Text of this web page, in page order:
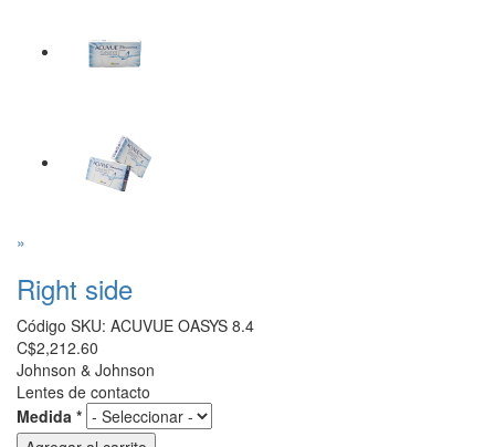
»
Right side
Código SKU: ACUVUE OASYS 8.4
C$2,212.60
Johnson & Johnson
Lentes de contacto
Medida *